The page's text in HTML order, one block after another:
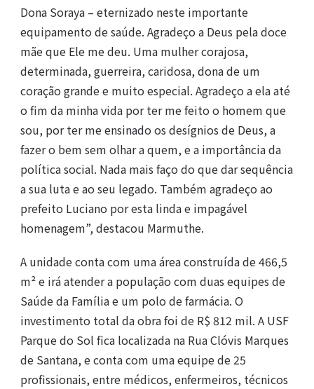
Dona Soraya – eternizado neste importante
equipamento de saúde. Agradeço a Deus pela doce
mãe que Ele me deu. Uma mulher corajosa,
determinada, guerreira, caridosa, dona de um
coração grande e muito especial. Agradeço a ela até
o fim da minha vida por ter me feito o homem que
sou, por ter me ensinado os desígnios de Deus, a
fazer o bem sem olhar a quem, e a importância da
política social. Nada mais faço do que dar sequência
a sua luta e ao seu legado. Também agradeço ao
prefeito Luciano por esta linda e impagável
homenagem”, destacou Marmuthe.
A unidade conta com uma área construída de 466,5
m² e irá atender a população com duas equipes de
Saúde da Família e um polo de farmácia. O
investimento total da obra foi de R$ 812 mil. A USF
Parque do Sol fica localizada na Rua Clóvis Marques
de Santana, e conta com uma equipe de 25
profissionais, entre médicos, enfermeiros, técnicos